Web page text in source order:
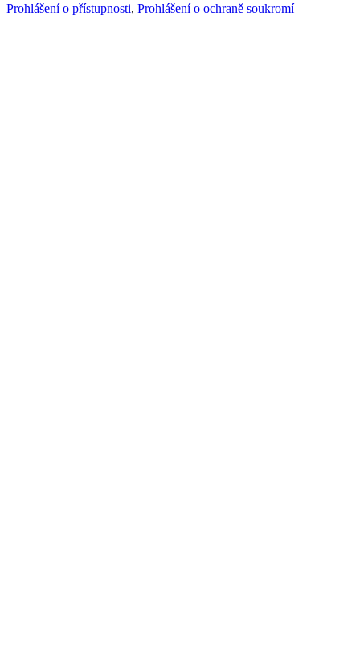
Prohlášení o přístupnosti, Prohlášení o ochraně soukromí